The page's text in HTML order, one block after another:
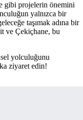
gibi projelerin önemini
yalnızca bir
taşımak adına bir
ve Çekiçhane, bu
yolculuğunu
ziyaret edin!